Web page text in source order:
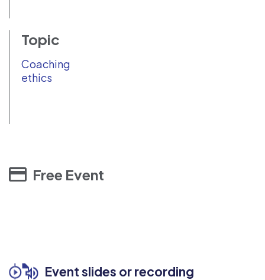
Topic
Coaching
ethics
Free Event
Event slides or recording